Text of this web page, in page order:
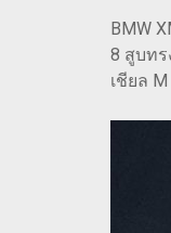
BMW
8 สูบทร
เชียล